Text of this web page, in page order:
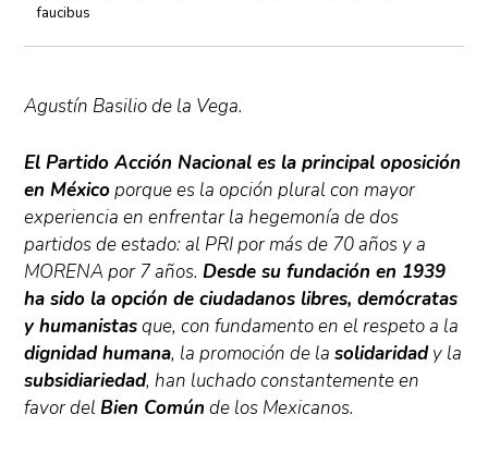
faucibus
Agustín Basilio de la Vega.
El Partido Acción Nacional es la principal oposición
en Méxicoporque es la opción plural con mayor
experiencia en enfrentar la hegemonía de dos
partidos de estado: al PRI por más de 70 años y a
MORENA por 7 años.Desde su fundación en 1939
ha sido la opción de ciudadanos libres, demócratas
y humanistasque, con fundamento en el respeto a la
dignidad humana, la promoción de lasolidaridady la
subsidiariedad, han luchado constantemente en
favor delBien Común de los Mexicanos.